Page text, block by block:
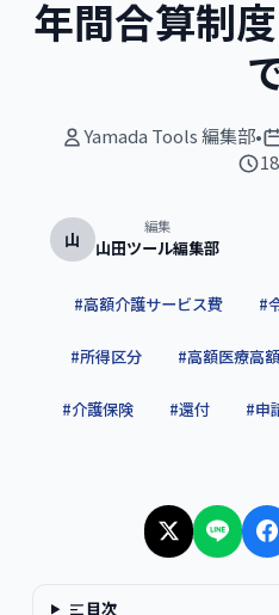
年間合算制度
Yamada Tools 編集部•
山
編集
山田ツール編集部
#高額介護サービス費 #
#所得区分 #高額医療高
#介護保険 #還付 #申
目次